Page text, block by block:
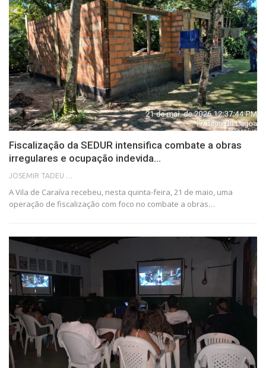
Fiscalização da SEDUR intensifica combate a obras
irregulares e ocupação indevida…
JOSEMIR TADEU FONSECA
A Vila de Caraíva recebeu, nesta quinta-feira, 21 de maio, uma
operação de fiscalização com foco no combate a obras…